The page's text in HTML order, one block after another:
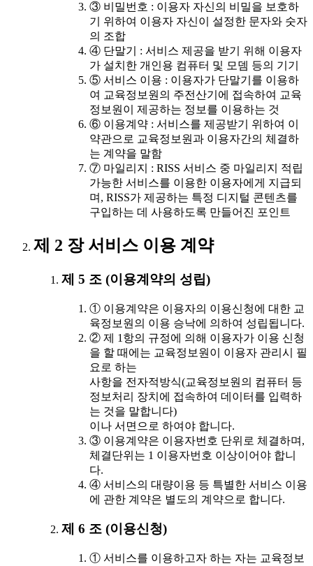
③ 비밀번호 : 이용자 자신의 비밀을 보호하
기 위하여 이용자 자신이 설정한 문자와 숫자
의 조합
④ 단말기 : 서비스 제공을 받기 위해 이용자
가 설치한 개인용 컴퓨터 및 모뎀 등의 기기
⑤ 서비스 이용 : 이용자가 단말기를 이용하
여 교육정보원의 주전산기에 접속하여 교육
정보원이 제공하는 정보를 이용하는 것
⑥ 이용계약 : 서비스를 제공받기 위하여 이
약관으로 교육정보원과 이용자간의 체결하
는 계약을 말함
⑦ 마일리지 : RISS 서비스 중 마일리지 적립
가능한 서비스를 이용한 이용자에게 지급되
며, RISS가 제공하는 특정 디지털 콘텐츠를
구입하는 데 사용하도록 만들어진 포인트
제 2 장 서비스 이용 계약
제 5 조 (이용계약의 성립)
① 이용계약은 이용자의 이용신청에 대한 교
육정보원의 이용 승낙에 의하여 성립됩니다.
② 제 1항의 규정에 의해 이용자가 이용 신청
을 할 때에는 교육정보원이 이용자 관리시 필
요로 하는
사항을 전자적방식(교육정보원의 컴퓨터 등
정보처리 장치에 접속하여 데이터를 입력하
는 것을 말합니다)
이나 서면으로 하여야 합니다.
③ 이용계약은 이용자번호 단위로 체결하며,
체결단위는 1 이용자번호 이상이어야 합니
다.
④ 서비스의 대량이용 등 특별한 서비스 이용
에 관한 계약은 별도의 계약으로 합니다.
제 6 조 (이용신청)
① 서비스를 이용하고자 하는 자는 교육정보